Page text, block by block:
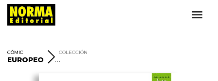
CÓMIC
EUROPEO
COLECCIÓN
CORTO MALTÈS I HUGO PRATT EN CATALÀ